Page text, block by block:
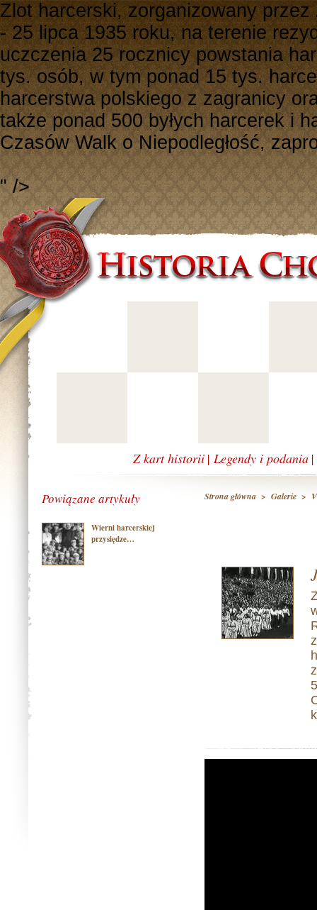
Zlot harcerski, zorganizowany
- 25 lipca 1935 roku, na terenie
uczczenia 25 rocznicy powstania
tys. osób, w tym ponad 15 tys.
harcerstwa polskiego z zagranicy
także ponad 500 byłych harcerek i
Czasów Walk o Niepodległość,
" />
Z kart historii | Legendy i podania |
Powiązane artykuły
Wierni harcerskiej
przysiędze…
Strona główna > Galerie >